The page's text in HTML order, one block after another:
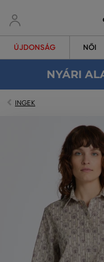
ÚJDONSÁG NŐI
NYÁRI
INGEK